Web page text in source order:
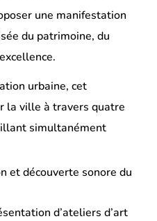
une manifestation
du patrimoine, du
urbaine, cet
la ville à travers quatre
simultanément
et découverte sonore du
d’ateliers d’art